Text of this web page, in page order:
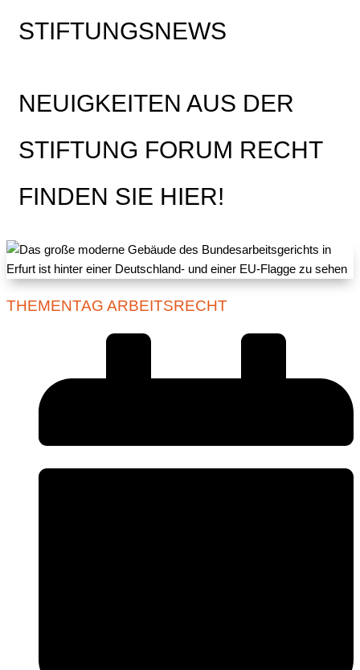
STIFTUNGSNEWS
NEUIGKEITEN AUS DER
STIFTUNG FORUM RECHT
FINDEN SIE HIER!
THEMENTAG ARBEITSRECHT